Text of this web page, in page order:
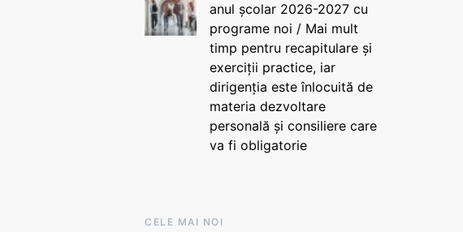
anul școlar 2026-2027 cu
programe noi / Mai mult
timp pentru recapitulare și
exerciții practice, iar
dirigenția este înlocuită de
materia dezvoltare
personală și consiliere care
va fi obligatorie
CELE MAI NOI